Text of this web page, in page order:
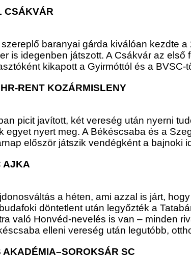
CSÁKVÁR
baranyai gárda kiválóan kezdte
is idegenben játszott. A Csákvár az
kikapott a Gyirmóttól és a
RENT KOZÁRMISLENY
picit javított, két vereség után nyerni
egyet nyert meg. A Békéscsaba és a
először játszik vendégként a bajnoki
AJKA
a héten, ami azzal is járt,
döntetlent után legyőzték a
való Honvéd-nevelés is van – minden
elleni vereség után legutóbb,
SC